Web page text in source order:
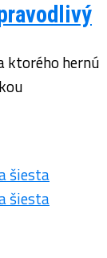
hernú